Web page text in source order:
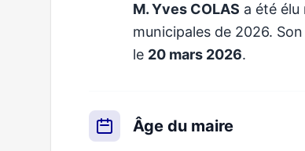
M. Yves COLAS a été élu
municipales de 2026.
le 20 mars 2026.
Âge du maire